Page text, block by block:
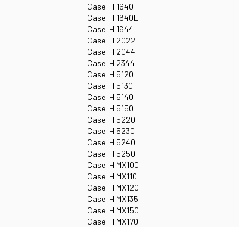
Case IH 1640
Case IH 1640E
Case IH 1644
Case IH 2022
Case IH 2044
Case IH 2344
Case IH 5120
Case IH 5130
Case IH 5140
Case IH 5150
Case IH 5220
Case IH 5230
Case IH 5240
Case IH 5250
Case IH MX100
Case IH MX110
Case IH MX120
Case IH MX135
Case IH MX150
Case IH MX170